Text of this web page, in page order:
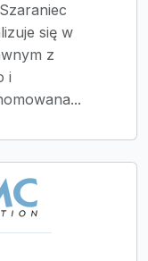
się w
z
i